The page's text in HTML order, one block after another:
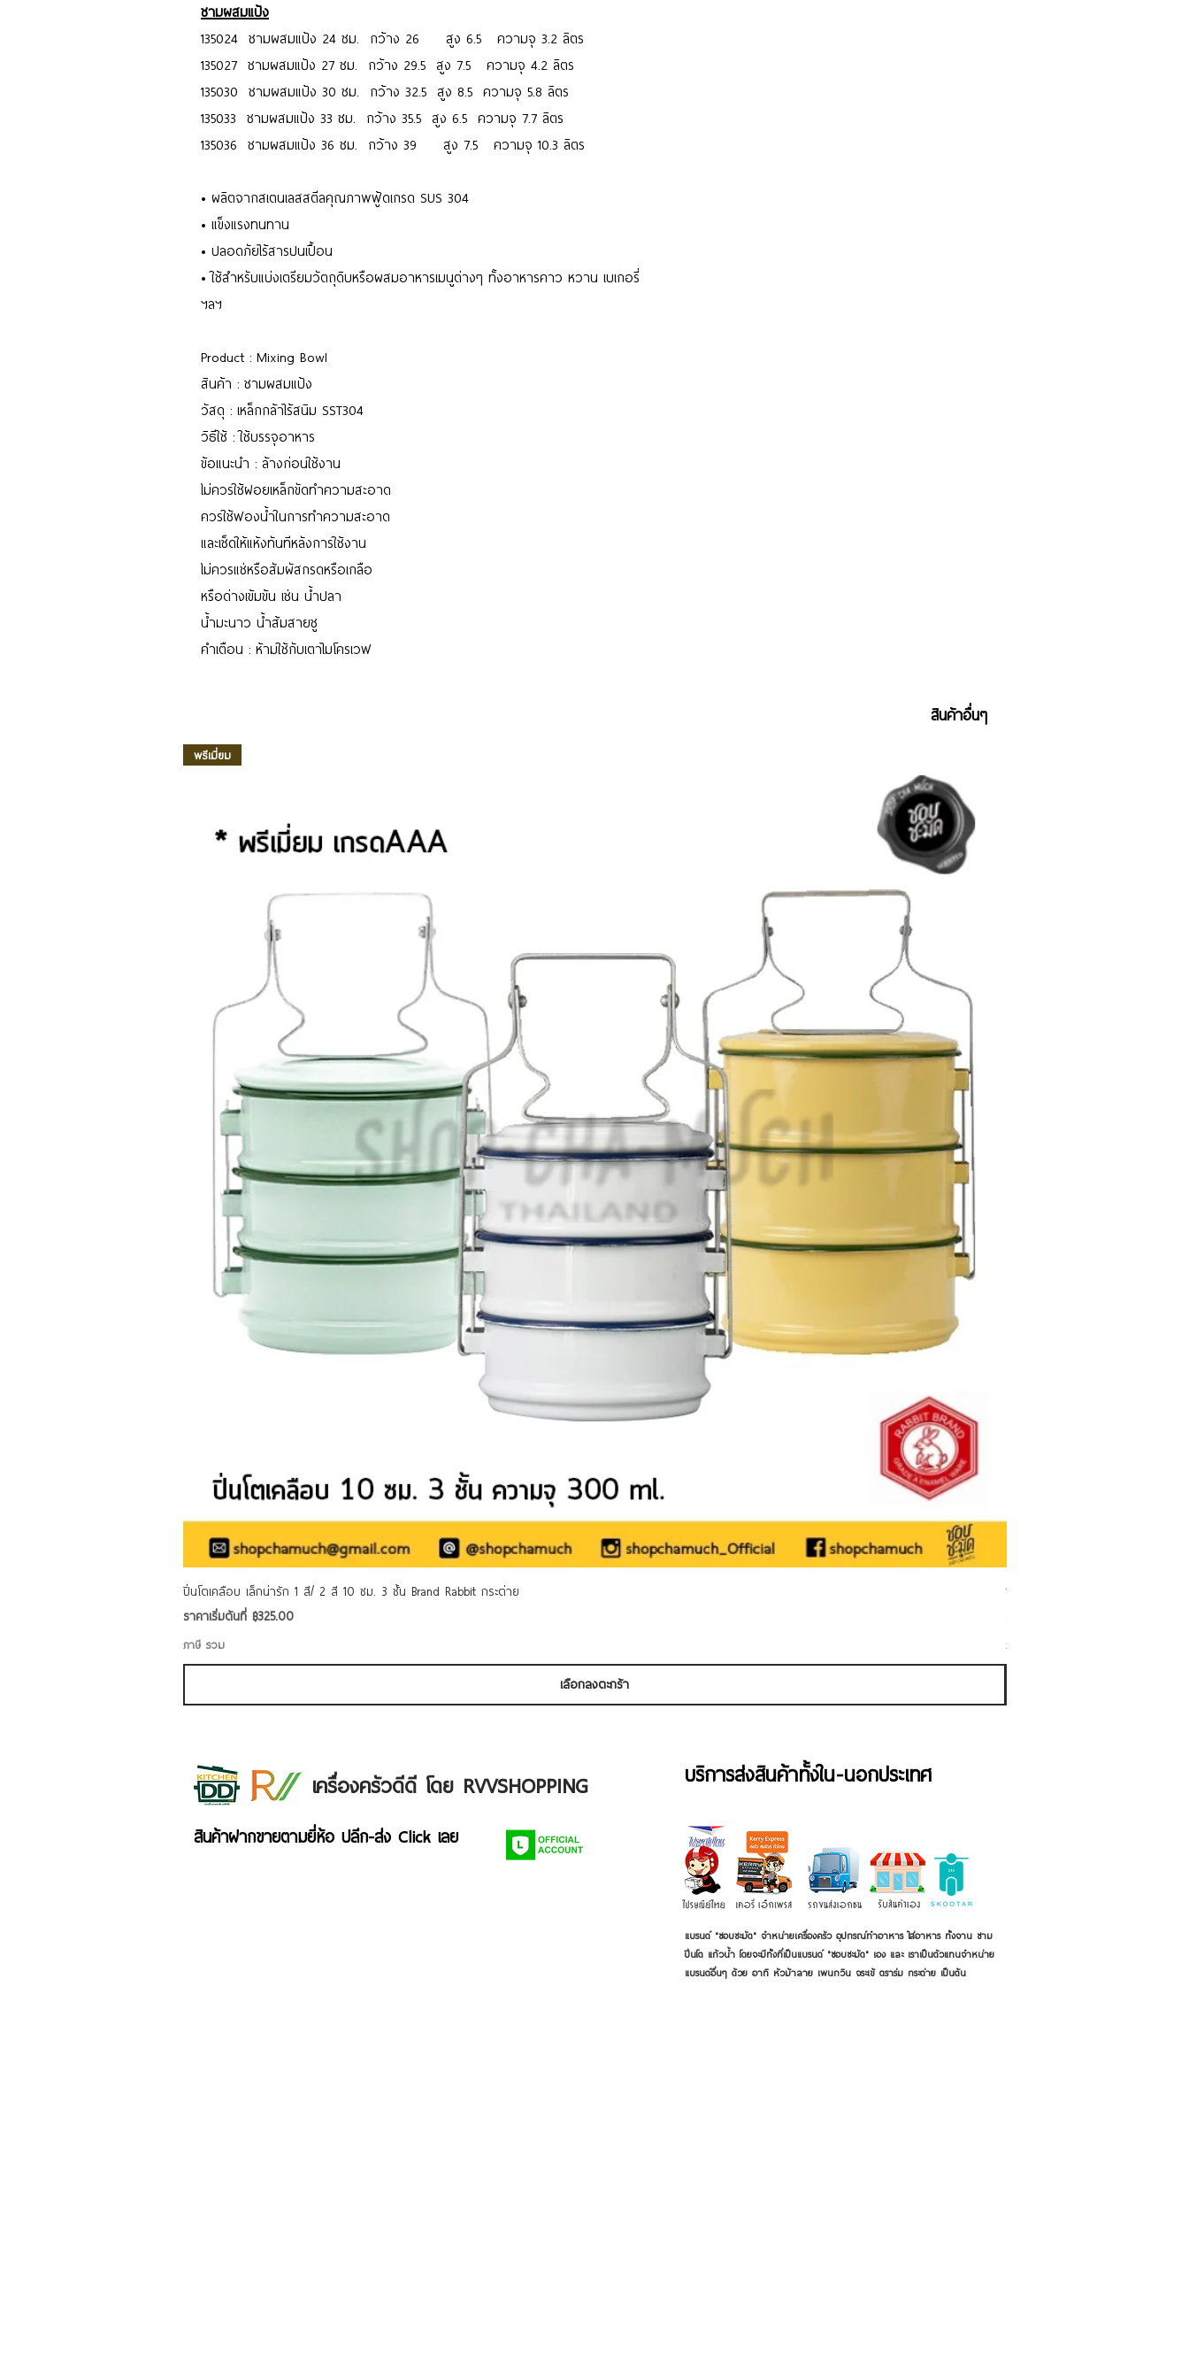
ชามผสมแป้ง
135024 ชามผสมแป้ง 24 ซม. กว้าง 26 สูง 6.5 ความจุ 3.2 ลิตร
135027 ชามผสมแป้ง 27 ซม. กว้าง 29.5 สูง 7.5 ความจุ 4.2 ลิตร
135030 ชามผสมแป้ง 30 ซม. กว้าง 32.5 สูง 8.5 ความจุ 5.8 ลิตร
135033 ชามผสมแป้ง 33 ซม. กว้าง 35.5 สูง 6.5 ความจุ 7.7 ลิตร
135036 ชามผสมแป้ง 36 ซม. กว้าง 39 สูง 7.5 ความจุ 10.3 ลิตร
• ผลิตจากสเตนเลสสตีลคุณภาพฟู้ดเกรด SUS 304
• แข็งแรงทนทาน
• ปลอดภัยไร้สารปนเปื้อน
• ใช้สำหรับแบ่งเตรียมวัตถุดิบหรือผสมอาหารเมนูต่างๆ ทั้งอาหารคาว หวาน เบเกอรี่
ฯลฯ
Product : Mixing Bowl
สินค้า : ชามผสมแป้ง
วัสดุ : เหล็กกล้าไร้สนิม SST304
วิธีใช้ : ใช้บรรจุอาหาร
ข้อแนะนำ : ล้างก่อนใช้งาน
ไม่ควรใช้ฝอยเหล็กขัดทำความสะอาด
ควรใช้ฟองน้ำในการทำความสะอาด
และเช็ดให้แห้งทันทีหลังการใช้งาน
ไม่ควรแช่หรือสัมผัสกรดหรือเกลือ
หรือด่างเข้มข้น เช่น น้ำปลา
น้ำมะนาว น้ำส้มสายชู
คำเตือน : ห้ามใช้กับเตาไมโครเวฟ
สินค้าอื่นๆ
พรีเมี่ยม
ปิ่นโตเคลือบ เล็กน่ารัก 1 สี/ 2 สี 10 ซม. 3 ชั้น Brand Rabbit กระต่าย
ราคาเริ่มต้นที่ ฿325.00
ราคาขายลด
ภาษี รวม
เลือกลงตะกร้า
ชามเคลือบ Enamel Food grade ล
ภาษี รวม
เครื่องครัวดีดี โดย RVVSHOPPING
สินค้าฝากขายตามยี่ห้อ ปลีก-ส่ง Click เลย
บริการส่งสินค้าทั้งใน-นอกประเทศ
แบรนด์ "ชอบชะมัด" จำหน่ายเครื่องครัว อุปกรณ์ทำอาหาร ใส่อาหาร ทั้งจาน ชาม
ปิ่นโต แก้วน้ำ โดยจะมีทั้งที่เป็นแบรนด์ "ชอบชะมัด" เอง และ เราเป็นตัวแทนจำหน่าย
แบรนด์อื่นๆ ด้วย อาทิ หัวม้าลาย เพนกวิน จระเข้ ตราร่ม กระต่าย เป็นต้น